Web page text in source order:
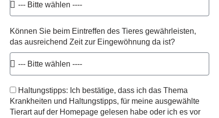
Können Sie beim Eintreffen des Tieres gewährleisten,
das ausreichend Zeit zur Eingewöhnung da ist?
Haltungstipps: Ich bestätige, dass ich das Thema
Krankheiten und Haltungstipps, für meine ausgewählte
Tierart auf der Homepage gelesen habe oder ich es vor